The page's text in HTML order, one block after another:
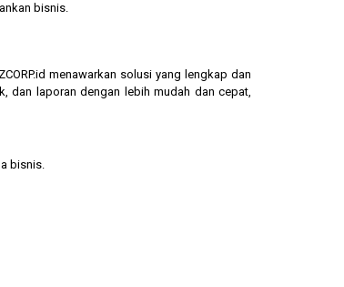
bisnis.
menawarkan solusi yang lengkap dan
dan laporan dengan lebih mudah dan cepat,
bisnis.